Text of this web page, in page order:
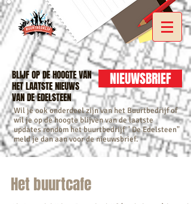
BLIJF OP DE HOOGTE VAN
HET LAATSTE NIEUWS
VAN DE EDELSTEEN
Wil je ook onderdeel zijn van het Buurtbedrijf of
wil je op de hoogte blijven van de laatste
updates rondom het buurtbedrijf ' De Edelsteen"
meld je dan aan voor de nieuwsbrief.
NIEUWSBRIEF
Het buurtcafe